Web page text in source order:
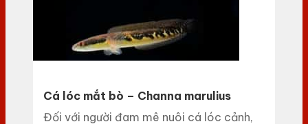
Cá lóc mắt bò – Channa marulius
Đối với người đam mê nuôi cá lóc cảnh,